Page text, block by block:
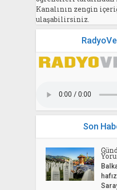
Kanalının zengin
ulaşabilirsiniz.
Son